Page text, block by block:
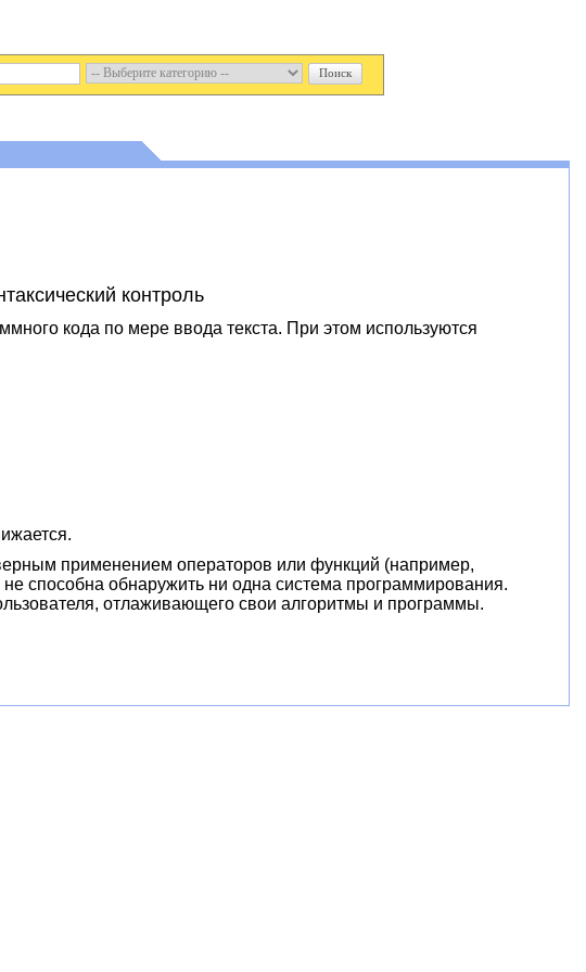
контроль
кода по мере ввода текста. При этом используются
применением операторов или функций (например,
способна обнаружить ни одна система программирования.
отлаживающего свои алгоритмы и программы.